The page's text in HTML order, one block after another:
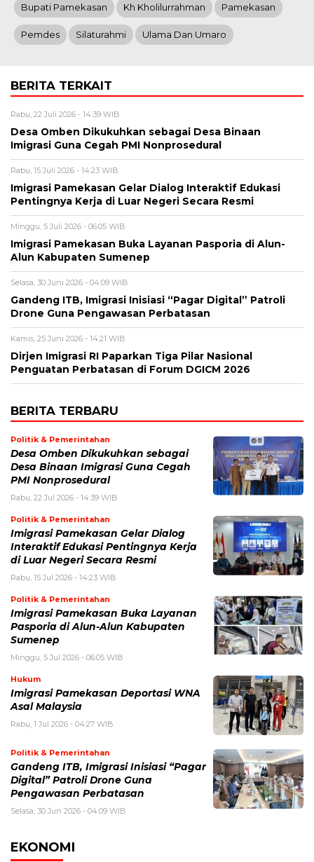
Bupati Pamekasan Kh Kholilurrahman Pamekasan
Pemdes Silaturahmi Ulama Dan Umaro
BERITA TERKAIT
Rabu, 22 Juli 2026 - 14:39 WIB
Desa Omben Dikukuhkan sebagai Desa Binaan
Imigrasi Guna Cegah PMI Nonprosedural
Rabu, 15 Juli 2026 - 14:23 WIB
Imigrasi Pamekasan Gelar Dialog Interaktif Edukasi
Pentingnya Kerja di Luar Negeri Secara Resmi
Minggu, 5 Juli 2026 - 06:05 WIB
Imigrasi Pamekasan Buka Layanan Pasporia di Alun-
Alun Kabupaten Sumenep
Selasa, 30 Juni 2026 - 04:09 WIB
Gandeng ITB, Imigrasi Inisiasi “Pagar Digital” Patroli
Drone Guna Pengawasan Perbatasan
Kamis, 25 Juni 2026 - 14:21 WIB
Dirjen Imigrasi RI Paparkan Tiga Pilar Nasional
Penguatan Perbatasan di Forum DGICM 2026
BERITA TERBARU
Politik & Pemerintahan
Desa Omben Dikukuhkan sebagai
Desa Binaan Imigrasi Guna Cegah
PMI Nonprosedural
Rabu, 22 Jul 2026 - 14:39 WIB
Politik & Pemerintahan
Imigrasi Pamekasan Gelar Dialog
Interaktif Edukasi Pentingnya Kerja
di Luar Negeri Secara Resmi
Rabu, 15 Jul 2026 - 14:23 WIB
Politik & Pemerintahan
Imigrasi Pamekasan Buka Layanan
Pasporia di Alun-Alun Kabupaten
Sumenep
Minggu, 5 Jul 2026 - 06:05 WIB
Hukum
Imigrasi Pamekasan Deportasi WNA
Asal Malaysia
Rabu, 1 Jul 2026 - 04:27 WIB
Politik & Pemerintahan
Gandeng ITB, Imigrasi Inisiasi “Pagar
Digital” Patroli Drone Guna
Pengawasan Perbatasan
Selasa, 30 Jun 2026 - 04:09 WIB
EKONOMI